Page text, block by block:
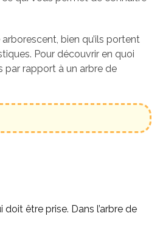
bien qu’ils portent
Pour découvrir en quoi
par rapport à un arbre de
être prise. Dans l’arbre de